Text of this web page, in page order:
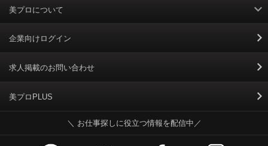
美プロについて
利用規約
掲載規約
個人情報保護ポリシー
個人情報のお取り扱いについて
企業向けログイン
求人掲載のお問い合わせ
美プロPLUS
＼ お仕事探しに役立つ情報を配信中／